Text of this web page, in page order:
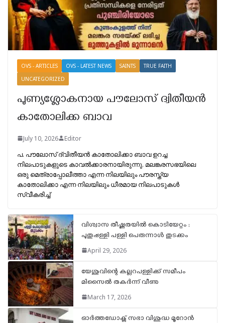
OVS - ARTICLES OVS - LATEST NEWS SAINTS
TRUE FAITH
UNCATEGORIZED
പുണ്യശ്ലോകനായ പൗലോസ് ദ്വിതീയൻ
കാതോലിക്ക ബാവ
July 10, 2026 Editor
പ. പൗലോസ് ദ്വിതീയന്‍ കാതോലിക്കാ ബാവ ഉറച്ച
നിലപാടുകളുടെ കാവല്‍ക്കാരനായിരുന്നു. മലങ്കരസഭയിലെ
ഒരു മെത്രാപ്പോലീത്താ എന്ന നിലയിലും പൗരസ്ത്യ
കാതോലിക്കാ എന്ന നിലയിലും ധീരമായ നിലപാടുകള്‍
സ്വീകരിച്ച്
വിശ്വാസ തീഷ്ണതയിൽ കൊടിയേറ്റം ;
പുതുപ്പള്ളി പള്ളി പെരുന്നാൾ തുടക്കം
April 29, 2026
യേശുവിന്റെ കല്ലറപള്ളിക്ക് സമീപം
മിസൈൽ തകർന്ന് വീണു
March 17, 2026
ഓർത്തഡോക്സ് സഭാ വിശുദ്ധ മൂറോൻ